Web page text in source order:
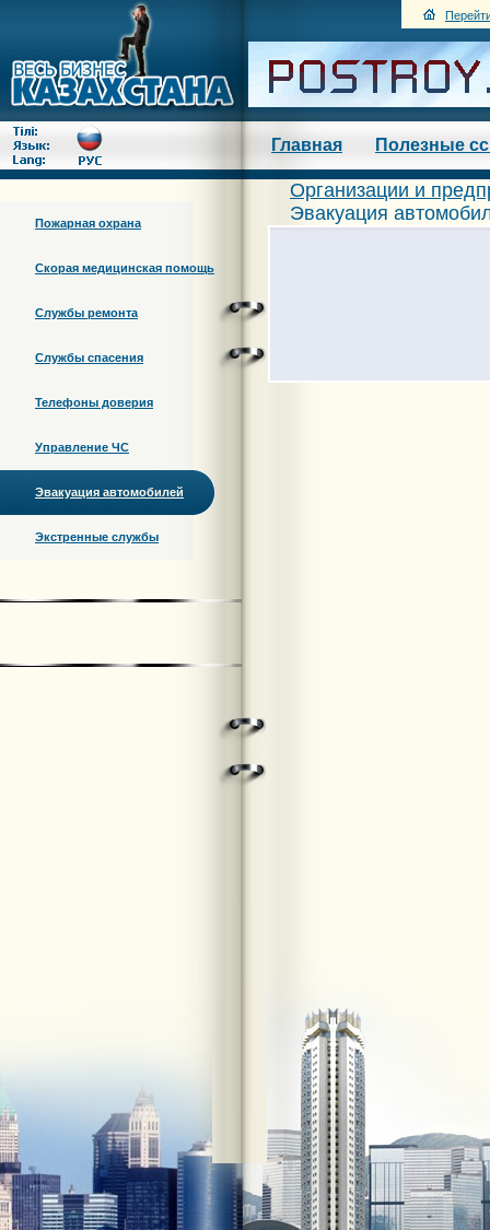
Главная Полезные
Пожарная охрана
Скорая медицинская помощь
Службы ремонта
Службы спасения
Телефоны доверия
Управление ЧС
Эвакуация автомобилей
Экстренные службы
Организации и
Эвакуация